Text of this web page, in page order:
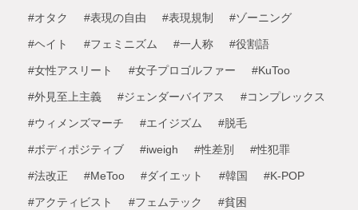
#オタク #表現の自由 #表現規制 #ゾーニング
#ヘイト #フェミニズム #一人称 #役割語
#女性アスリート #女子プロゴルファー #KuToo
#外見至上主義 #ジェンダーバイアス #コンプレックス
#ウィメンズマーチ #エイジズム #脱毛
#ボディポジティブ #iweigh #性差別 #性犯罪
#法改正 #MeToo #ダイエット #韓国 #K-POP
#アクティビスト #フェムテック #貧困